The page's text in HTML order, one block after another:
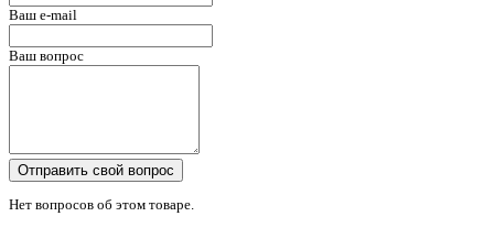
Ваш e-mail
Ваш вопрос
Отправить свой вопрос
Нет вопросов об этом товаре.